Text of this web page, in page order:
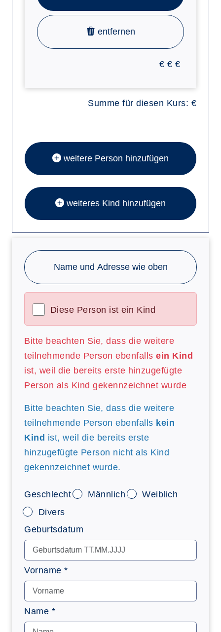
entfernen
€ € €
Summe für diesen Kurs: €
weitere Person hinzufügen
weiteres Kind hinzufügen
Name und Adresse wie oben
Diese Person ist ein Kind
Bitte beachten Sie, dass die weitere
teilnehmende Person ebenfalls ein Kind
ist, weil die bereits erste hinzugefügte
Person als Kind gekennzeichnet wurde
Bitte beachten Sie, dass die weitere
teilnehmende Person ebenfalls kein
Kind ist, weil die bereits erste
hinzugefügte Person nicht als Kind
gekennzeichnet wurde.
Geschlecht Männlich
Weiblich
Divers
Geburtsdatum
Vorname *
Name *